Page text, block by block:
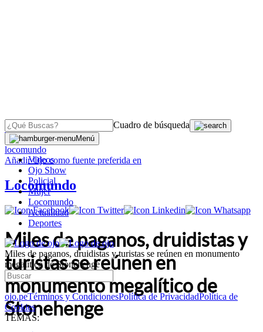
Cuadro de búsqueda
Menú
Videos
Ojo Show
Policial
Mujer
Locomundo
Actualidad
Deportes
Miles de paganos, druidistas y turistas se reúnen en monumento
megalítico de Stonehenge
ojo.peTérminos y CondicionesPolítica de PrivacidadPolítica de
Cookies
TEMAS:
OJO
locomundo
AñadirOjocomo fuente preferida en
Locomundo
Miles de paganos, druidistas y
turistas se reúnen en
monumento megalítico de
Stonehenge